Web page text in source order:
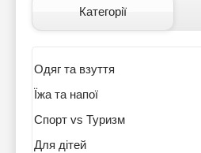
Категорії
Одяг та взуття
Їжа та напої
Спорт vs Туризм
Для дітей